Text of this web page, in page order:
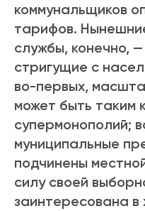
коммунальщиков
тарифов.
службы, конечно,
стригущие с
во-первых,
может быть таким
супермонополий;
муниципальные
подчинены
силу своей
заинтересована в